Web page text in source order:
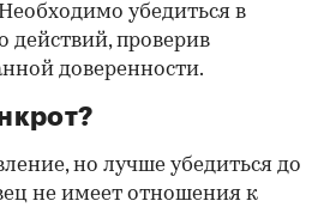
убедиться в
действий, проверив
доверенности.
но лучше убедиться до
не имеет отношения к